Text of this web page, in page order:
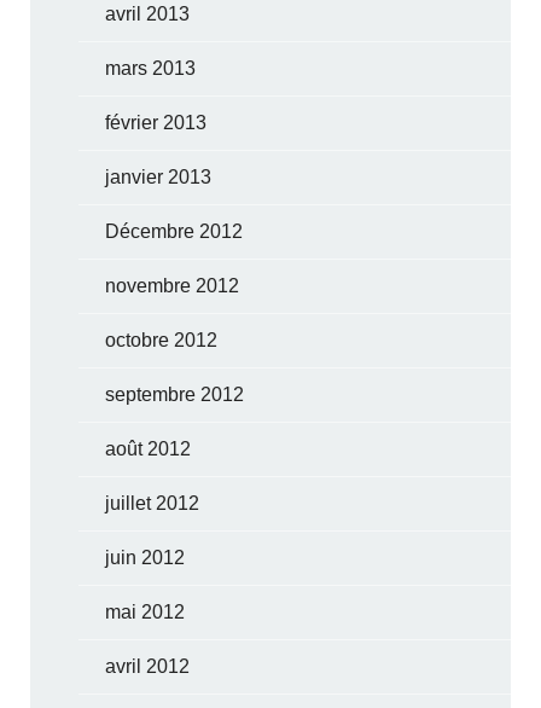
avril 2013
mars 2013
février 2013
janvier 2013
Décembre 2012
novembre 2012
octobre 2012
septembre 2012
août 2012
juillet 2012
juin 2012
mai 2012
avril 2012